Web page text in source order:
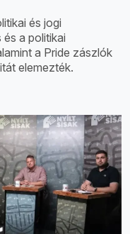
és jogi
a politikai
a Pride zászlók
elemezték.